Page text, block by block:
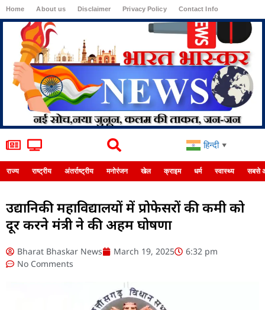
Home About us Disclaimer Privacy Policy Contact Info
हिन्दी ▼
राज्य राष्ट्रीय अंतर्राष्ट्रीय मनोरंजन खेल क्राइम धर्म स्वास्थ्य सबसे
उद्यानिकी महाविद्यालयों में प्रोफेसरों की कमी को
दूर करने मंत्री ने की अहम घोषणा
Bharat Bhaskar News March 19, 2025
6:32 pm
No Comments